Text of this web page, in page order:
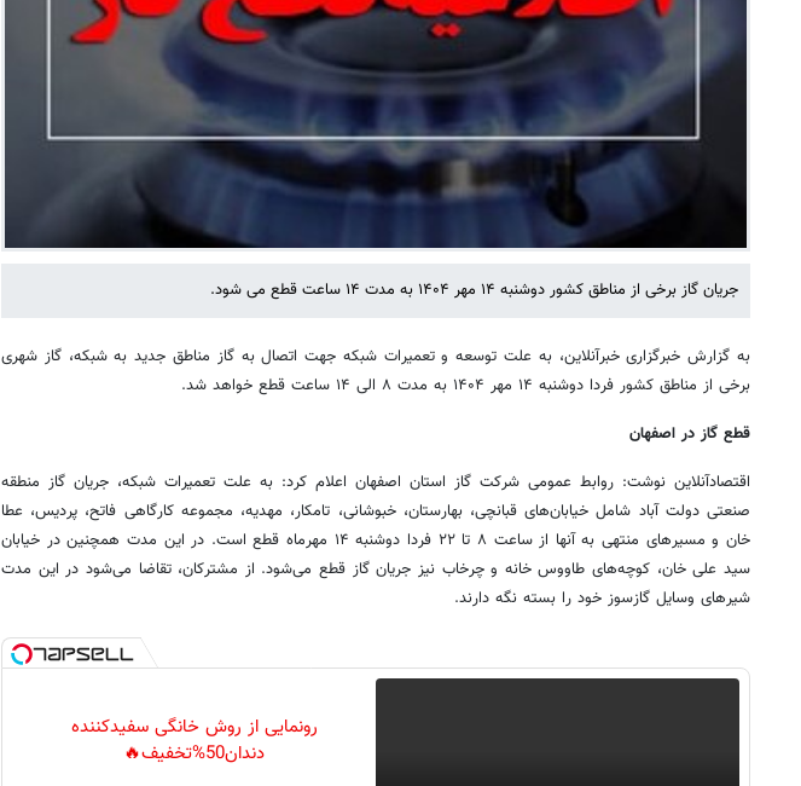
جریان گاز برخی از مناطق کشور دوشنبه ۱۴ مهر ۱۴۰۴ به مدت ۱۴ ساعت قطع می شود.
به گزارش خبرگزاری خبرآنلاین، به علت توسعه و تعمیرات شبکه جهت اتصال به گاز مناطق جدید به شبکه، گاز شهری
برخی از مناطق کشور فردا دوشنبه ۱۴ مهر ۱۴۰۴ به مدت ۸ الی ۱۴ ساعت قطع خواهد شد.
قطع گاز در اصفهان
اقتصادآنلاین نوشت: روابط ‌عمومی شرکت گاز استان اصفهان اعلام کرد: به علت تعمیرات شبکه، جریان گاز منطقه
صنعتی دولت آباد شامل خیابان‌های قبانچی، بهارستان، خبوشانی، تامکار، مهدیه، مجموعه کارگاهی فاتح، پردیس، عطا
خان و مسیرهای منتهی به آنها از ساعت ۸ تا ۲۲ فردا دوشنبه ۱۴ مهرماه قطع است. در این مدت همچنین در خیابان
سید علی خان، کوچه‌های طاووس خانه و چرخاب نیز جریان گاز قطع می‌شود. از مشترکان، تقاضا می‌شود در این مدت
شیرهای وسایل گازسوز خود را بسته نگه دارند.
رونمایی از روش خانگی سفیدکننده
دندان50%تخفیف🔥